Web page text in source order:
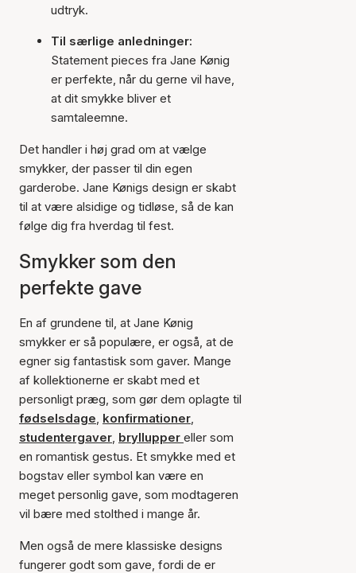
udtryk.
Til særlige anledninger:
Statement pieces fra Jane Kønig
er perfekte, når du gerne vil have,
at dit smykke bliver et
samtaleemne.
Det handler i høj grad om at vælge
smykker, der passer til din egen
garderobe. Jane Kønigs design er skabt
til at være alsidige og tidløse, så de kan
følge dig fra hverdag til fest.
Smykker som den
perfekte gave
En af grundene til, at Jane Kønig
smykker er så populære, er også, at de
egner sig fantastisk som gaver. Mange
af kollektionerne er skabt med et
personligt præg, som gør dem oplagte til
fødselsdage, konfirmationer,
studentergaver, bryllupper eller som
en romantisk gestus. Et smykke med et
bogstav eller symbol kan være en
meget personlig gave, som modtageren
vil bære med stolthed i mange år.
Men også de mere klassiske designs
fungerer godt som gave, fordi de er